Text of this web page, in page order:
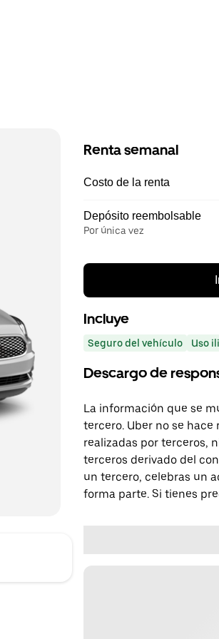
Renta semanal
Costo de la renta
Depósito reembolsable
Por única vez
Incluye
Seguro del vehículo Uso
Descargo de
La información que se
tercero. Uber no se
realizadas por terceros,
terceros derivado del
un tercero, celebras un
forma parte. Si tienes